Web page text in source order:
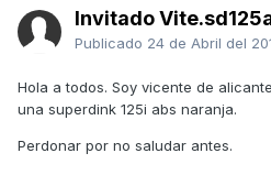
Invitado
Publicado 24 de Abril del
Hola a todos. Soy vicente de
una superdink 125i abs naranja.
Perdonar por no saludar antes.